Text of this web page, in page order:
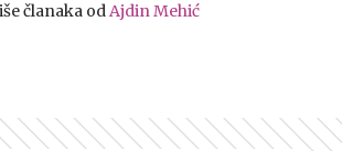
članaka odAjdin Mehić